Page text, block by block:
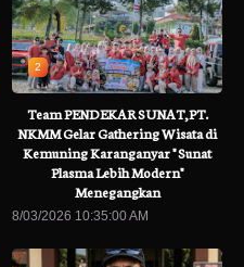
2
Team PENDEKAR SUNAT,PT.
NKMM Gelar Gathering Wisata di
Kemuning Karanganyar " Sunat
Plasma Lebih Modern"
Menegangkan
8/03/2026 10:35:00 AM